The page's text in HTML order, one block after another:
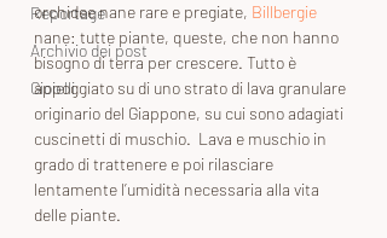
Reportage
Archivio dei post
Gioielli
orchidee nane rare e pregiate, Billbergie
nane: tutte piante, queste, che non hanno
bisogno di terra per crescere. Tutto è
appoggiato su di uno strato di lava granulare
originario del Giappone, su cui sono adagiati
cuscinetti di muschio.  Lava e muschio in
grado di trattenere e poi rilasciare
lentamente l’umidità necessaria alla vita
delle piante.